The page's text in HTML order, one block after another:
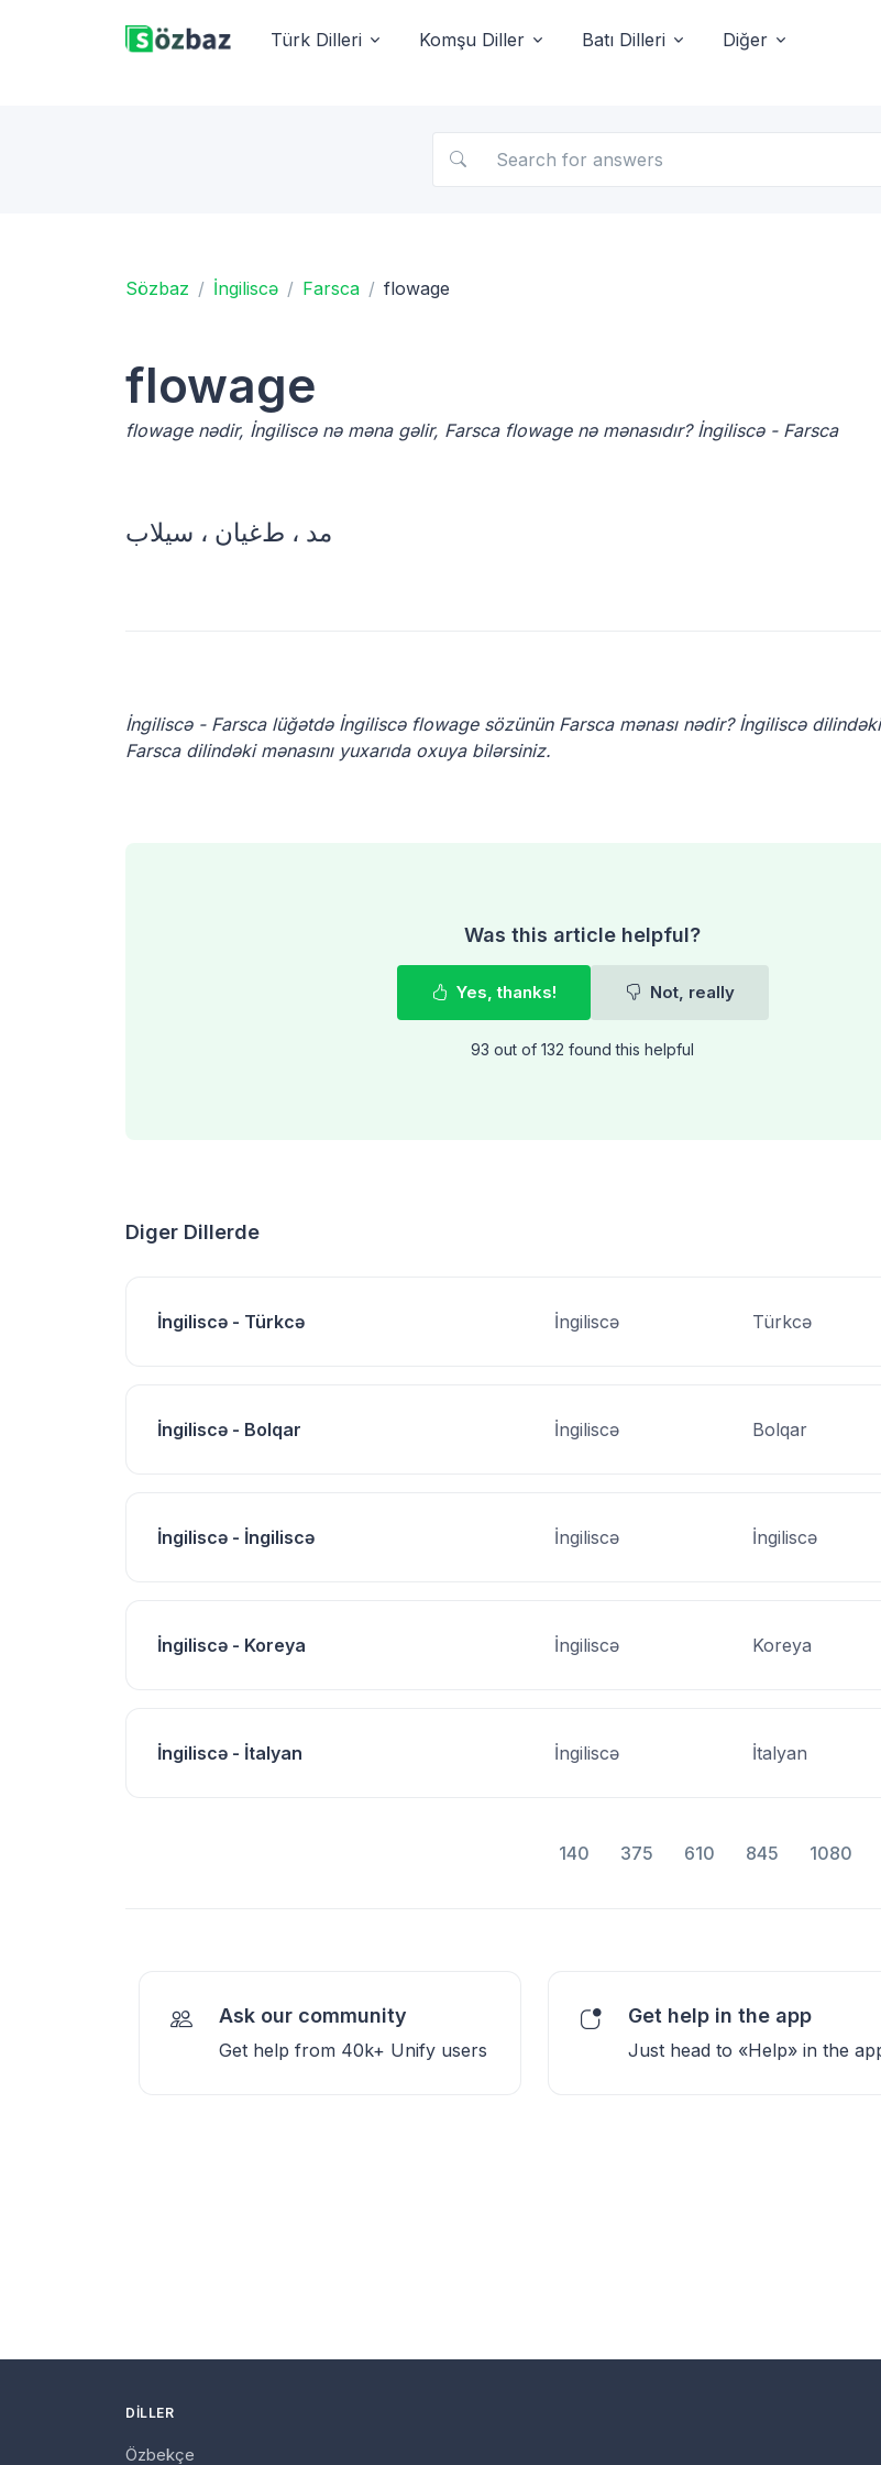
Türk Dilleri Komşu Diller Batı Dilleri Diğer
Sözbaz İngiliscə Farsca flowage
flowage
flowage nədir, İngiliscə nə məna gəlir, Farsca flowage nə mənasıdır? İngiliscə - Farsca
İngiliscə - Farsca lüğətdə İngiliscə flowage sözünün Farsca mənası nədir? İngiliscə
Farsca dilindəki mənasını yuxarıda oxuya bilərsiniz.
Was this article helpful?
Yes, thanks! Not, really
93 out of 132 found this helpful
Diger Dillerde
İngiliscə - Türkcə İngiliscə Türkcə
İngiliscə - Bolqar İngiliscə Bolqar
İngiliscə - İngiliscə İngiliscə İngiliscə
İngiliscə - Koreya İngiliscə Koreya
İngiliscə - İtalyan İngiliscə İtalyan
140 375 610 845 1080
Ask our community
Get help from 40k+ Unify users
Get help in the app
Just head to «Help» in the
DILLER
Özbekçe